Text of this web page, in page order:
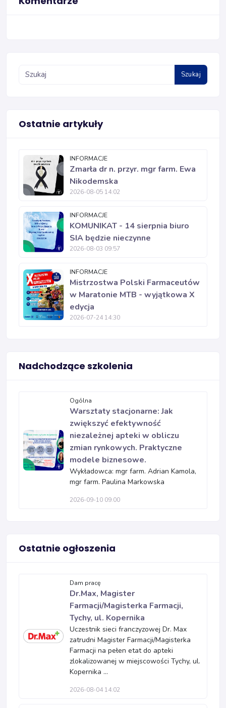
Szukaj
Ostatnie artykuły
INFORMACJE
Zmarła dr n. przyr. mgr farm. Ewa
Nikodemska
2026-08-05 14:02
INFORMACJE
KOMUNIKAT - 14 sierpnia biuro
SIA będzie nieczynne
2026-08-03 09:57
INFORMACJE
Mistrzostwa Polski Farmaceutów
w Maratonie MTB - wyjątkowa X
edycja
2026-07-24 14:30
Nadchodzące szkolenia
Ogólna
Warsztaty stacjonarne: Jak
zwiększyć efektywność
niezależnej apteki w obliczu
zmian rynkowych. Praktyczne
modele biznesowe.
Wykładowca: mgr farm. Adrian Kamola,
mgr farm. Paulina Markowska
2026-09-10 09:00
Ostatnie ogłoszenia
Dam pracę
Dr.Max, Magister
Farmacji/Magisterka Farmacji,
Tychy, ul. Kopernika
Uczestnik sieci franczyzowej Dr. Max
zatrudni Magister Farmacji/Magisterka
Farmacji na pełen etat do apteki
zlokalizowanej w miejscowości Tychy, ul.
Kopernika ...
2026-08-04 14:02